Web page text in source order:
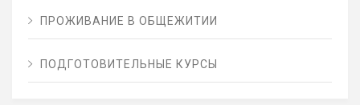
ПРОЖИВАНИЕ В ОБЩЕЖИТИИ
ПОДГОТОВИТЕЛЬНЫЕ КУРСЫ